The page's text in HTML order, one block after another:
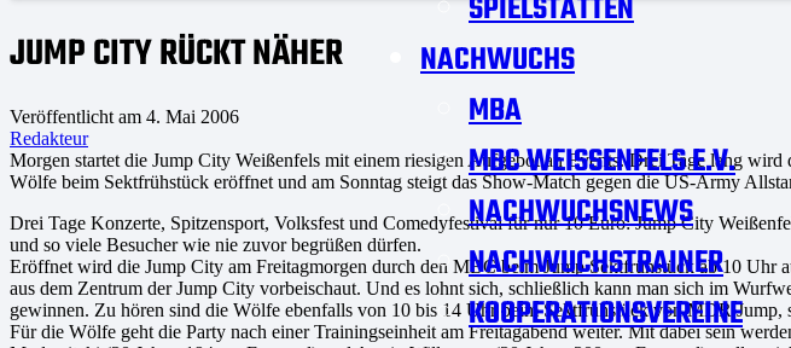
SPIELSTÄTTEN
NACHWUCHS
MBA
MBC WEISSENFELS E.V.
NACHWUCHSNEWS
NACHWUCHSTRAINER
KOOPERATIONSVEREINE
JUMP CITY RÜCKT NÄHER
Veröffentlicht am 4. Mai 2006
Redakteur
Morgen startet die Jump City Weißenfels mit einem riesigen Aufgebot an Events. Drei Tage lang
Wölfe beim Sektfrühstück eröffnet und am Sonntag steigt das Show-Match gegen die US-Army
Drei Tage Konzerte, Spitzensport, Volksfest und Comedyfestival für nur 10 Euro: Jump City
und so viele Besucher wie nie zuvor begrüßen dürfen.
Eröffnet wird die Jump City am Freitagmorgen durch den MBC beim Jump Sektfrühstück ab 10
aus dem Zentrum der Jump City vorbeischaut. Und es lohnt sich, schließlich kann man sich im
gewinnen. Zu hören sind die Wölfe ebenfalls von 10 bis 14 Uhr beim Sektfrühstück von MDR
Für die Wölfe geht die Party nach einer Trainingseinheit am Freitagabend weiter. Mit dabei sein